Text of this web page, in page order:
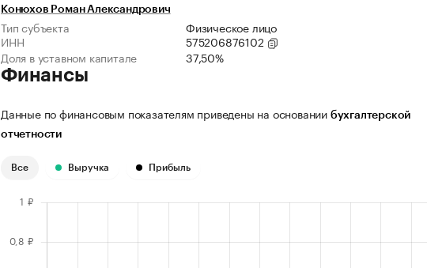
Конюхов Роман Александрович
Тип субъекта
Физическое лицо
ИНН
575206876102
Доля в уставном капитале
37,50%
Финансы
Данные по финансовым показателям приведены на основании бухгалтерской
отчетности
Все Выручка Прибыль